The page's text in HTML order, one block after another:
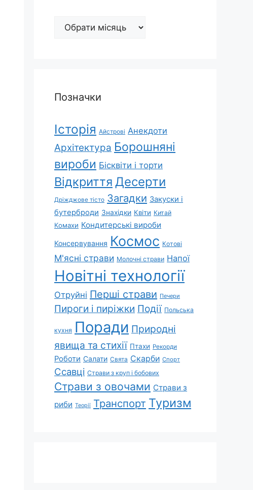
Архіви
Позначки
Історія Айстрові Анекдоти
Архітектура Борошняні
вироби Бісквіти і торти
Відкриття Десерти
Дріжджове тісто Загадки Закуски і
бутерброди Знахідки Квіти Китай
Комахи Кондитерські вироби
Консервування Космос Котові
М'ясні страви Молочні страви Напої
Новітні технології
Отруйні Перші страви Печери
Пироги і пиріжки Події Польська
кухня Поради Природні
явища та стихії Птахи Рекорди
Роботи Салати Свята Скарби Спорт
Ссавці Страви з круп і бобових
Страви з овочами Страви з
риби Теорії Транспорт Туризм